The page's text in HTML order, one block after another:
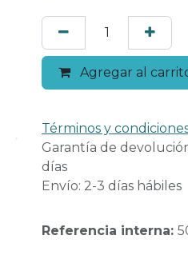
Agregar al
Términos y
Garantía de
días
Envío: 2-3 días hábiles
Referencia interna: